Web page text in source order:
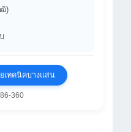
)
เทคนิคบางแสน
360